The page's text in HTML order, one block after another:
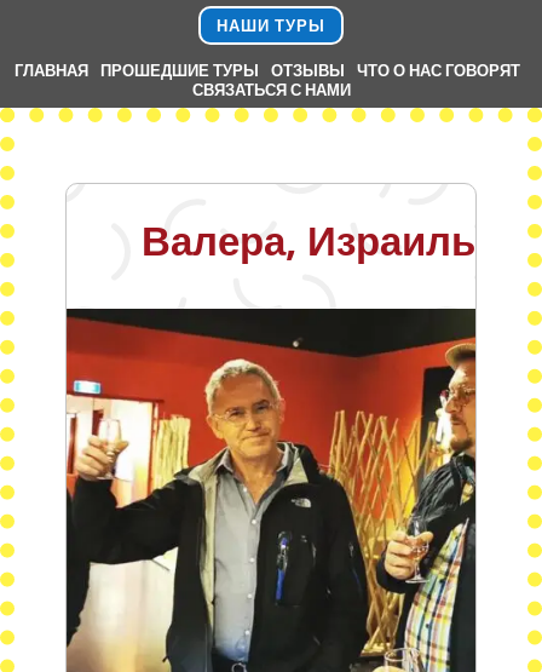
НАШИ ТУРЫ
ГЛАВНАЯ. ПРОШЕДШИЕ ТУРЫ ОТЗЫВЫ ЧТО О НАС ГОВОРЯТ.
СВЯЗАТЬСЯ С НАМИ
Валера, Израиль